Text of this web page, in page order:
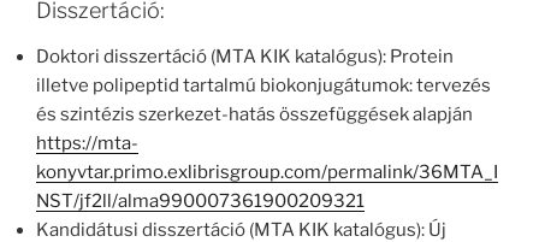
Disszertáció:
Doktori disszertáció (MTA KIK katalógus): Protein
illetve polipeptid tartalmú biokonjugátumok: tervezés
és szintézis szerkezet-hatás összefüggések alapján
https://mta-
konyvtar.primo.exlibrisgroup.com/permalink/36MTA_I
NST/jf2ll/alma990007361900209321
Kandidátusi disszertáció (MTA KIK katalógus): Új